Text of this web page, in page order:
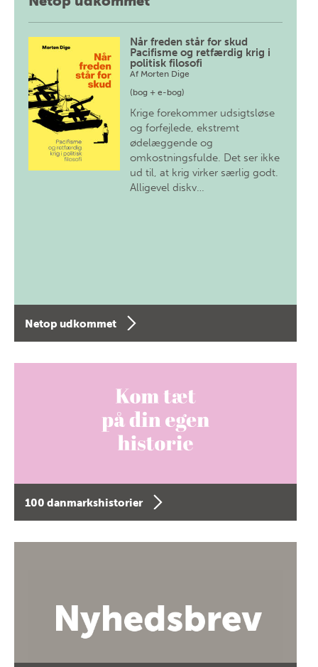
Når freden står for skud
Pacifisme og retfærdig krig i
politisk filosofi
Af Morten Dige
(bog + e-bog)
Krige forekommer udsigtsløse
og forfejlede, ekstremt
ødelæggende og
omkostningsfulde. Det ser ikke
ud til, at krig virker særlig godt.
Alligevel diskv…
Netop udkommet
100 danmarkshistorier